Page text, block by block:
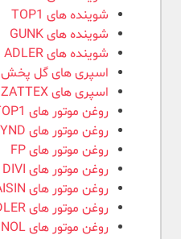
شوینده های TOP1
شوینده های GUNK
شوینده های ADLER
اسپری های گل پخش
اسپری های ZATTEX
روغن موتور های TOP1
روغن موتور های HYND
روغن موتور های FP
روغن موتور های DIVI
روغن موتور های AISIN
روغن موتور های ADLER
روغن موتور های ADINOL